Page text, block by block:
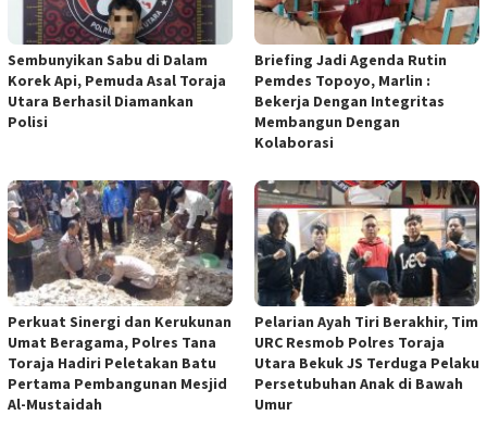
Sembunyikan Sabu di Dalam
Korek Api, Pemuda Asal Toraja
Utara Berhasil Diamankan
Polisi
Briefing Jadi Agenda Rutin
Pemdes Topoyo, Marlin :
Bekerja Dengan Integritas
Membangun Dengan
Kolaborasi
Perkuat Sinergi dan Kerukunan
Umat Beragama, Polres Tana
Toraja Hadiri Peletakan Batu
Pertama Pembangunan Mesjid
Al-Mustaidah
Pelarian Ayah Tiri Berakhir, Tim
URC Resmob Polres Toraja
Utara Bekuk JS Terduga Pelaku
Persetubuhan Anak di Bawah
Umur